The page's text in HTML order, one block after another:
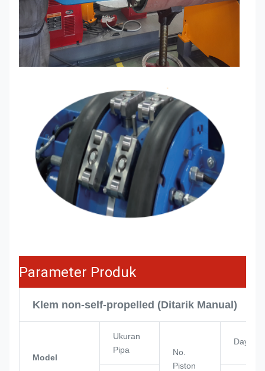
Parameter Produk
Klem non-self-propelled (Ditarik Manual)
Model
Ukuran
Pipa
No.
Piston
Daya